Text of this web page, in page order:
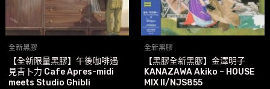
全新黑膠
【全新限量黑膠】午後咖啡遇
見吉卜力 Cafe Apres-midi
meets Studio Ghibli
全新黑膠
【黑膠全新黑膠】金澤明子
KANAZAWA Akiko – HOUSE
MIX II/NJS855